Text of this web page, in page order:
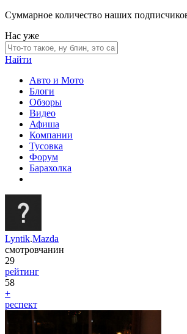
Суммарное количество наших
Нас уже
Найти
Авто и Мото
Блоги
Обзоры
Видео
Афиша
Компании
Тусовка
Форум
Барахолка
Lyntik.Mazda
смотровчанин
29
рейтинг
58
+
респект